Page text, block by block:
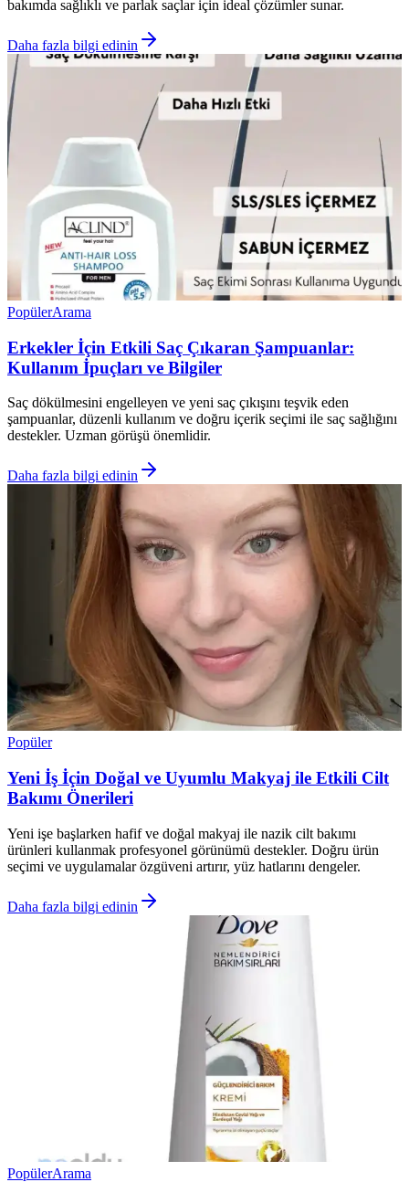
bakımda sağlıklı ve parlak saçlar için ideal çözümler sunar.
Daha fazla bilgi edinin
PopülerArama
Erkekler İçin Etkili Saç Çıkaran Şampuanlar:
Kullanım İpuçları ve Bilgiler
Saç dökülmesini engelleyen ve yeni saç çıkışını teşvik eden
şampuanlar, düzenli kullanım ve doğru içerik seçimi ile saç sağlığını
destekler. Uzman görüşü önemlidir.
Daha fazla bilgi edinin
Popüler
Yeni İş İçin Doğal ve Uyumlu Makyaj ile Etkili Cilt
Bakımı Önerileri
Yeni işe başlarken hafif ve doğal makyaj ile nazik cilt bakımı
ürünleri kullanmak profesyonel görünümü destekler. Doğru ürün
seçimi ve uygulamalar özgüveni artırır, yüz hatlarını dengeler.
Daha fazla bilgi edinin
PopülerArama